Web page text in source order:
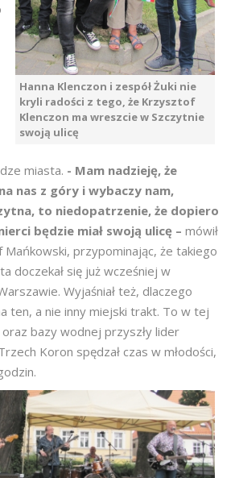
Hanna Klenczon i zespół Żuki nie
kryli radości z tego, że Krzysztof
Klenczon ma wreszcie w Szczytnie
swoją ulicę
miasta. - Mam nadzieję, że
nas z góry i wybaczy nam,
to niedopatrzenie, że dopiero
będzie miał swoją ulicę – mówił
przypominając, że takiego
doczekał się już wcześniej w
Wyjaśniał też, dlaczego
ten, a nie inny miejski trakt. To w tej
oraz bazy wodnej przyszły lider
Koron spędzał czas w młodości,